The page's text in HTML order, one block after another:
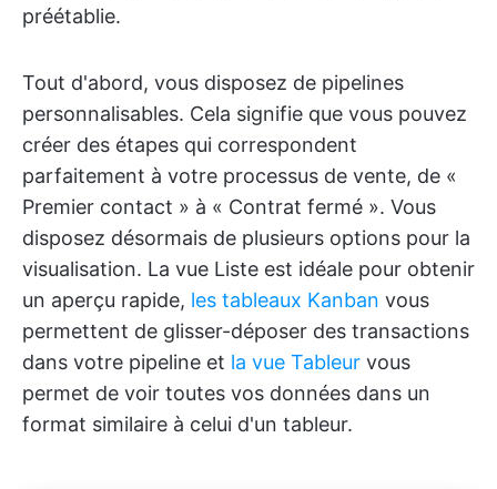
préétablie.
Tout d'abord, vous disposez de pipelines
personnalisables. Cela signifie que vous pouvez
créer des étapes qui correspondent
parfaitement à votre processus de vente, de «
Premier contact » à « Contrat fermé ». Vous
disposez désormais de plusieurs options pour la
visualisation. La vue Liste est idéale pour obtenir
un aperçu rapide, les tableaux Kanban vous
permettent de glisser-déposer des transactions
dans votre pipeline et la vue Tableur vous
permet de voir toutes vos données dans un
format similaire à celui d'un tableur.